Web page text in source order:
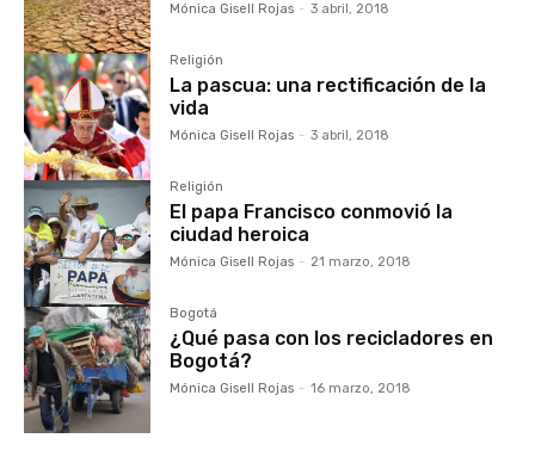
Mónica Gisell Rojas - 3 abril, 2018
Religión
La pascua: una rectificación de la
vida
Mónica Gisell Rojas - 3 abril, 2018
Religión
El papa Francisco conmovió la
ciudad heroica
Mónica Gisell Rojas - 21 marzo, 2018
Bogotá
¿Qué pasa con los recicladores en
Bogotá?
Mónica Gisell Rojas - 16 marzo, 2018